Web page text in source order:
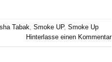
Tabak, Smoke UP, Smoke Up
Hinterlasse einen Kommentar